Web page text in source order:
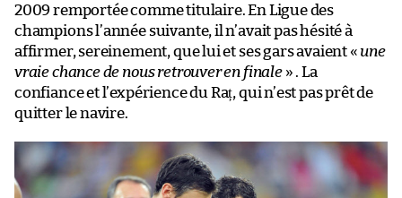
2009 remportée comme titulaire. En Ligue des
champions l’année suivante, il n’avait pas hésité à
affirmer, sereinement, que lui et ses gars avaient «une
vraie chance de nous retrouver en finale» . La
confiance et l’expérience du Raț, qui n’est pas prêt de
quitter le navire.